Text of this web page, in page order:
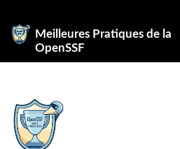
Meilleures Pratiques de la
OpenSSF